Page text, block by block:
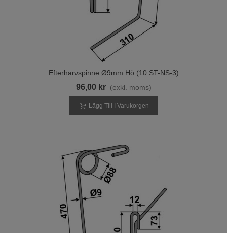
Efterharvspinne Ø9mm Hö (10.ST-NS-3)
96,00 kr (exkl. moms)
Lägg Till I Varukorgen